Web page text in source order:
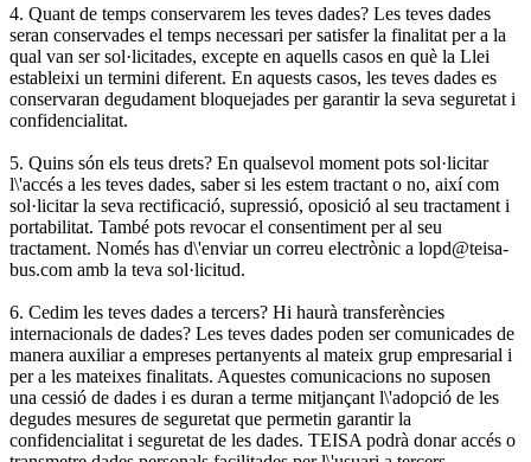
4. Quant de temps conservarem les teves dades? Les teves dades
seran conservades el temps necessari per satisfer la finalitat per a la
qual van ser sol·licitades, excepte en aquells casos en què la Llei
estableixi un termini diferent. En aquests casos, les teves dades es
conservaran degudament bloquejades per garantir la seva seguretat i
confidencialitat.
5. Quins són els teus drets? En qualsevol moment pots sol·licitar
l\'accés a les teves dades, saber si les estem tractant o no, així com
sol·licitar la seva rectificació, supressió, oposició al seu tractament i
portabilitat. També pots revocar el consentiment per al seu
tractament. Només has d\'enviar un correu electrònic a lopd@teisa-
bus.com amb la teva sol·licitud.
6. Cedim les teves dades a tercers? Hi haurà transferències
internacionals de dades? Les teves dades poden ser comunicades de
manera auxiliar a empreses pertanyents al mateix grup empresarial i
per a les mateixes finalitats. Aquestes comunicacions no suposen
una cessió de dades i es duran a terme mitjançant l\'adopció de les
degudes mesures de seguretat que permetin garantir la
confidencialitat i seguretat de les dades. TEISA podrà donar accés o